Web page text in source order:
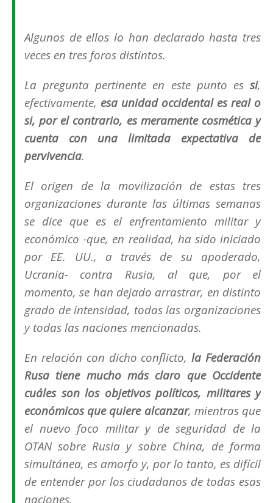
Algunos de ellos lo han declarado hasta tres
veces en tres foros distintos.
La pregunta pertinente en este punto es si,
efectivamente, esa unidad occidental es real o
si, por el contrario, es meramente cosmética y
cuenta con una limitada expectativa de
pervivencia.
El origen de la movilización de estas tres
organizaciones durante las últimas semanas
se dice que es el enfrentamiento militar y
económico -que, en realidad, ha sido iniciado
por EE. UU., a través de su apoderado,
Ucrania- contra Rusia, al que, por el
momento, se han dejado arrastrar, en distinto
grado de intensidad, todas las organizaciones
y todas las naciones mencionadas.
En relación con dicho conflicto,la Federación
Rusa tiene mucho más claro que Occidente
cuáles son los objetivos políticos, militares y
económicos que quiere alcanzar, mientras que
el nuevo foco militar y de seguridad de la
OTAN sobre Rusia y sobre China, de forma
simultánea, es amorfo y, por lo tanto, es difícil
de entender por los ciudadanos de todas esas
naciones.